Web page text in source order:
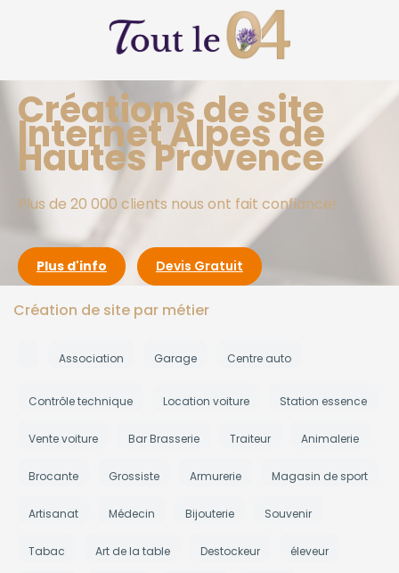
Créations de site
Internet Alpes de
Hautes Provence
Plus de 20 000 clients nous ont fait confiance!
Plus d'info Devis Gratuit
Création de site par métier
Association Garage Centre auto
Contrôle technique Location voiture Station essence
Vente voiture Bar Brasserie Traiteur Animalerie
Brocante Grossiste Armurerie Magasin de sport
Artisanat Médecin Bijouterie Souvenir
Tabac Art de la table Destockeur éleveur